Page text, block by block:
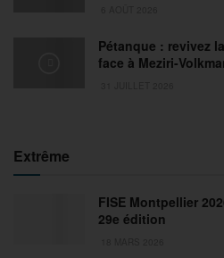
Pétanque : revivez
face à Meziri-
Extrême
FISE Montpellier
29e édition